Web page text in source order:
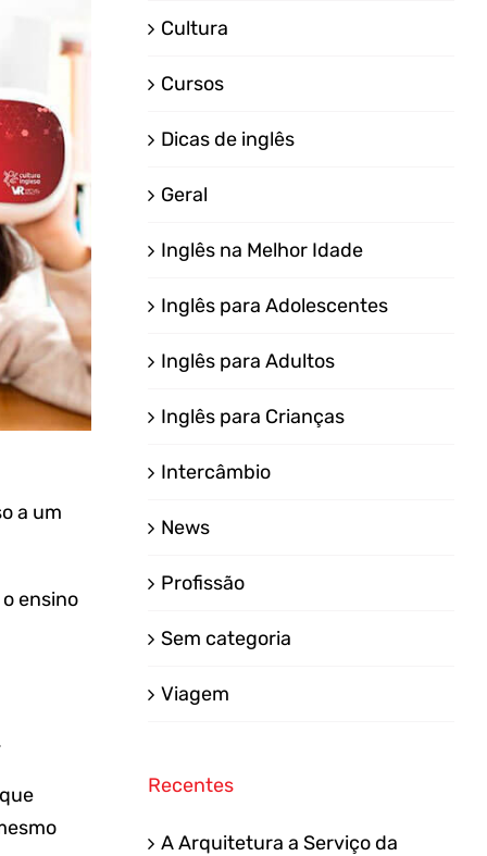
a um
ensino
Cultura
Cursos
Dicas de inglês
Geral
Inglês na Melhor Idade
Inglês para Adolescentes
Inglês para Adultos
Inglês para Crianças
Intercâmbio
News
Profissão
Sem categoria
Viagem
Recentes
A Arquitetura a Serviço da